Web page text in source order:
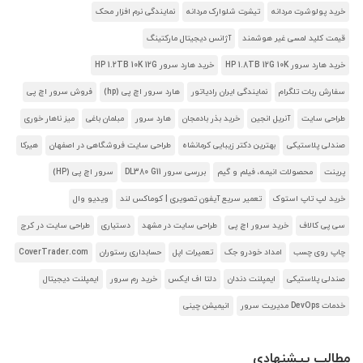
خرید پولوشرت مردانه تیشرت شلوارک مردانه نمایندگی نرم افزار محک
قیمت کلید لمسی غیر هوشمند آژانس دیجیتال مارکتینگ
خرید هارد سرور HP 1.8TB 12G 10K خرید هارد سرور HP 1.2TB 10K 12G
سفارش ربات تلگرام نمایندگی ایران رادیاتور هارد سرور اچ پی (hp) فروش سرور اچ پی
طراحی سایت آنریل انجین خرید بذر بادمجان هارد سرور مبلمان باغی میز ناهار خوری
صندلی پلاستیکی بهترین دکتر زیبایی کرمانشاه طراحی سایت فروشگاهی در اصفهان هیرکا
پرینت محصولات انیمه، فیلم و گیم بررسی سرور DL380 G11 سرور اچ پی (HP)
خرید لپ تاپ استوک تعمیر سریع آیفون تصویری | کوماکس لند ویدیو وال
سی پی کالاف خرید سرور اچ پی طراحی سایت در مشهد دستیاری طراحی سایت در کرج
چاپ روی چسب امداد خودرو جک تعمیرات اپل حسابداری رستوران CoverTrader.com
صندلی پلاستیکی ایمپلنت دندان دلتا اف ایکس خرید رم سرور ایمپلنت دیجیتال
خدمات DevOps مدیریت سرور انیمیشن چینی
مطالب پیشنهادی